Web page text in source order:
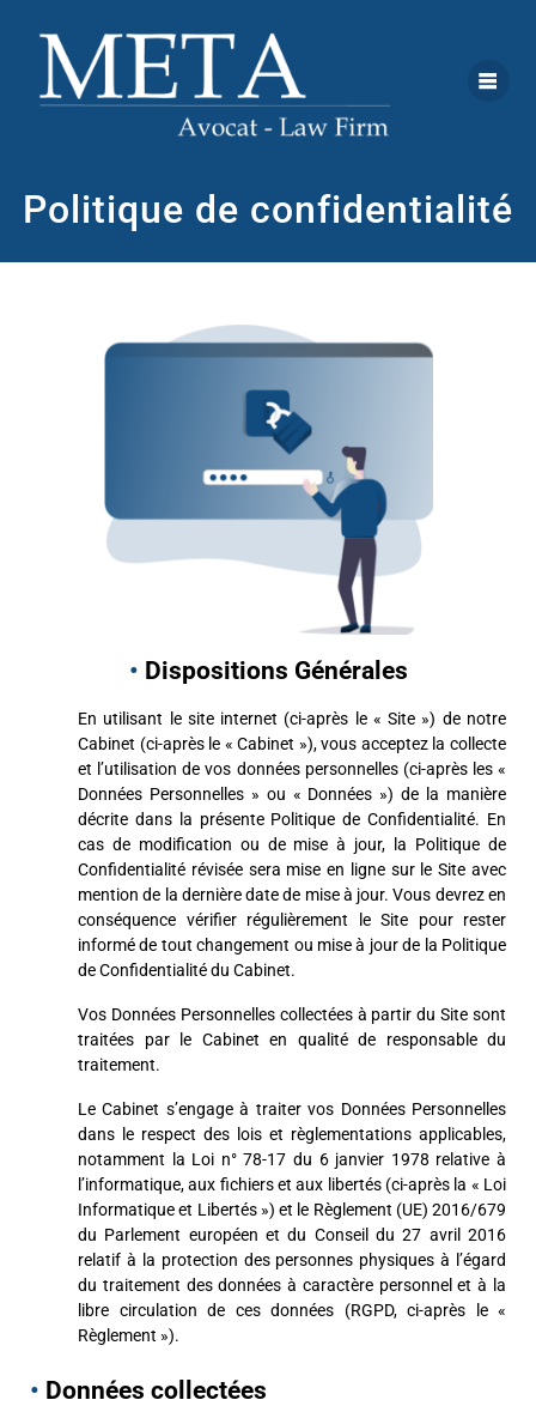
Politique de confidentialité
• Dispositions Générales
En utilisant le site internet (ci-après le « Site ») de notre
Cabinet (ci-après le « Cabinet »), vous acceptez la collecte
et l’utilisation de vos données personnelles (ci-après les «
Données Personnelles » ou « Données ») de la manière
décrite dans la présente Politique de Confidentialité. En
cas de modification ou de mise à jour, la Politique de
Confidentialité révisée sera mise en ligne sur le Site avec
mention de la dernière date de mise à jour. Vous devrez en
conséquence vérifier régulièrement le Site pour rester
informé de tout changement ou mise à jour de la Politique
de Confidentialité du Cabinet.
Vos Données Personnelles collectées à partir du Site sont
traitées par le Cabinet en qualité de responsable du
traitement.
Le Cabinet s’engage à traiter vos Données Personnelles
dans le respect des lois et règlementations applicables,
notamment la Loi n° 78-17 du 6 janvier 1978 relative à
l’informatique, aux fichiers et aux libertés (ci-après la « Loi
Informatique et Libertés ») et le Règlement (UE) 2016/679
du Parlement européen et du Conseil du 27 avril 2016
relatif à la protection des personnes physiques à l’égard
du traitement des données à caractère personnel et à la
libre circulation de ces données (RGPD, ci-après le «
Règlement »).
• Données collectées